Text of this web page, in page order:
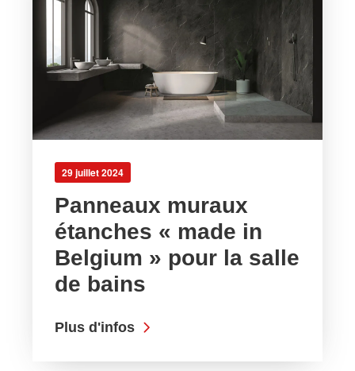
29 juillet 2024
Panneaux muraux
étanches « made in
Belgium » pour la salle
de bains
Plus d'infos